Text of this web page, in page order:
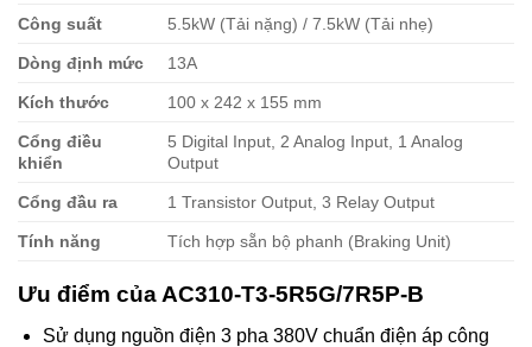
Công suất 5.5kW (Tải nặng) / 7.5kW (Tải nhẹ)
Dòng định mức 13A
Kích thước 100 x 242 x 155 mm
Cổng điều
khiển
5 Digital Input, 2 Analog Input, 1 Analog
Output
Cổng đầu ra 1 Transistor Output, 3 Relay Output
Tính năng Tích hợp sẵn bộ phanh (Braking Unit)
Ưu điểm của AC310-T3-5R5G/7R5P-B
Sử dụng nguồn điện 3 pha 380V chuẩn điện áp công